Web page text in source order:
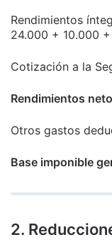
Rendimientos
24.000 + 10.000 +
Cotización a la
Rendimientos
Otros gastos
Base imponible
2.